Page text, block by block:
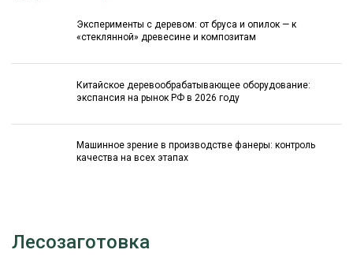
Эксперименты с деревом: от бруса и опилок — к
«стеклянной» древесине и композитам
Китайское деревообрабатывающее оборудование:
экспансия на рынок РФ в 2026 году
Машинное зрение в производстве фанеры: контроль
качества на всех этапах
Лесозаготовка